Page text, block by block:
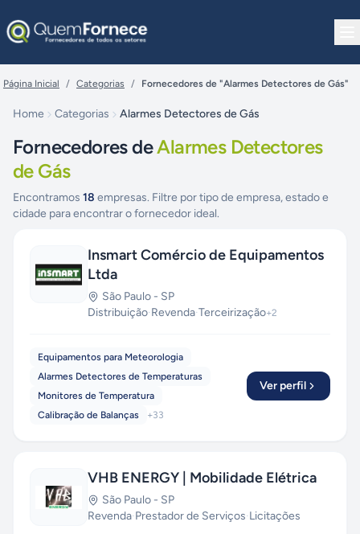
Página Inicial / Categorias / Fornecedores de "Alarmes Detectores de Gás"
Home Categorias Alarmes Detectores de Gás
Fornecedores deAlarmes Detectores
de Gás
Encontramos 18 empresas. Filtre por tipo de empresa, estado e
cidade para encontrar o fornecedor ideal.
Insmart Comércio de Equipamentos
Ltda
São Paulo - SP
Distribuição·Revenda·Terceirização+2
Equipamentos para Meteorologia
Alarmes Detectores de Temperaturas
Monitores de Temperatura
Calibração de Balanças
+33
Ver perfil
VHB ENERGY | Mobilidade Elétrica
São Paulo - SP
Revenda·Prestador de Serviços·Licitações